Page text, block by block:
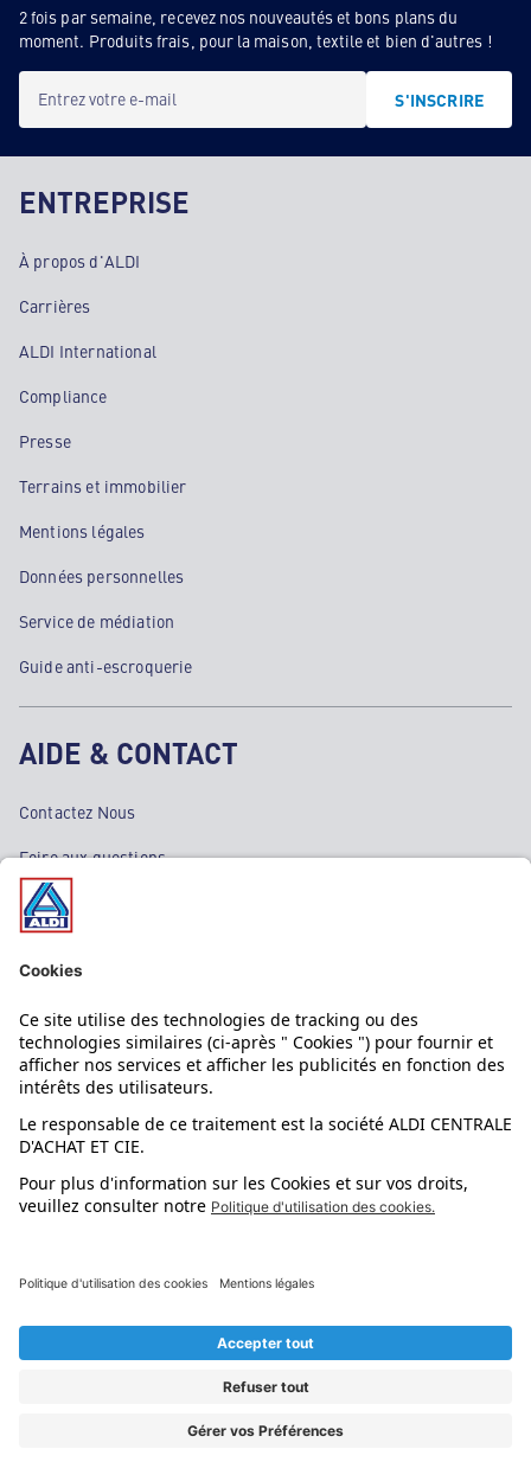
2 fois par semaine, recevez nos nouveautés et bons plans du
moment. Produits frais, pour la maison, textile et bien d'autres !
Entrez votre e-mail S'INSCRIRE
ENTREPRISE
À propos d'ALDI
Carrières
ALDI International
Compliance
Presse
Terrains et immobilier
Mentions légales
Données personnelles
Service de médiation
Guide anti-escroquerie
AIDE & CONTACT
Contactez Nous
Foire aux questions
Nos Services
Donnez-nous votre avis
Paramétrer mes cookies
Politique cookies
Qualité de nos produits
Découvrir ALDI